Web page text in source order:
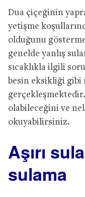
Dua çiçeğinin
yetişme
olduğunu
genelde yanlış
sıcaklıkla ilgili
besin eksikliği gibi
olabileceğini ve
okuyabilirsiniz.
Aşırı
sulama